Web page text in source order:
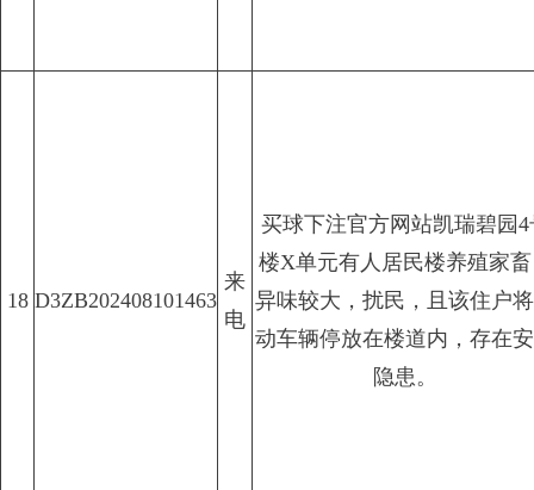
18 D3ZB202408101463
来
电
买球下注官方网站凯瑞碧园4
楼X单元有人居民楼养殖家
异味较大，扰民，且该住户
动车辆停放在楼道内，存在
隐患。